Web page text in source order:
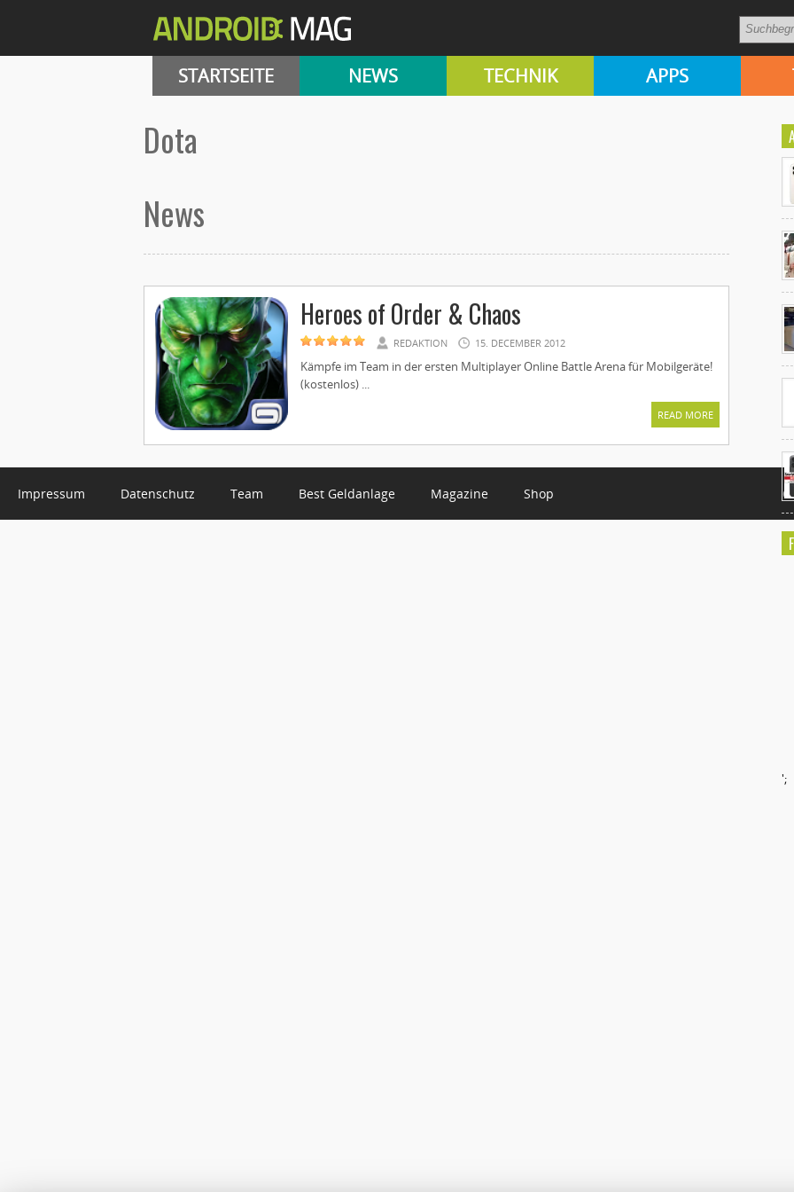
STARTSEITE NEWS TECHNIK APPS
Dota
News
Heroes of Order & Chaos
REDAKTION 15. DECEMBER 2012
Kämpfe im Team in der ersten Multiplayer Online Battle Arena für Mobilgeräte!
(kostenlos) ...
READ MORE
';
Impressum Datenschutz Team Best Geldanlage Magazine Shop